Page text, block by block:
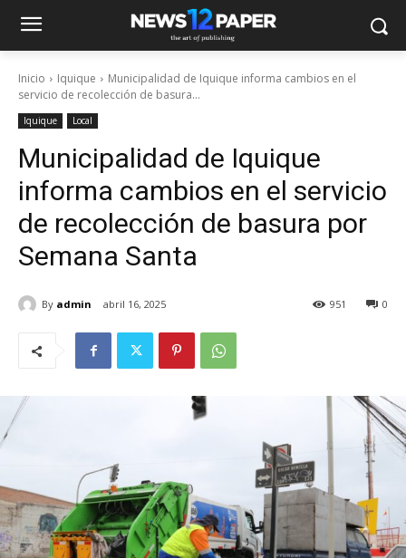
Inicio Iquique
Municipalidad de Iquique informa cambios en el
servicio de recolección de basura...
Iquique Local
Municipalidad de Iquique
informa cambios en el servicio
de recolección de basura por
Semana Santa
By admin abril 16, 2025 0
951